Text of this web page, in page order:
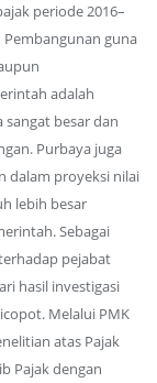
periode 2016–
Pembangunan guna
adalah
besar dan
Purbaya juga
dalam proyeksi nilai
lebih besar
Sebagai
pejabat
hasil investigasi
Melalui PMK
atas Pajak
Pajak dengan